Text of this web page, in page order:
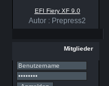
Autor : Prepress2
Thread : EFI Fiery XF
(29.7.26 - 20:58 Uhr)
PSSE 36.3.1
Autor : Prepress2
Thread : PSSE 36.3.1
Mitglieder